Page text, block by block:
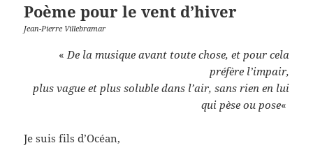
Poème pour le vent d’hiver
Jean-Pierre Villebramar
« De la musique avant toute chose, et pour cela
préfère l’impair,
plus vague et plus soluble dans l’air, sans rien en lui
qui pèse ou pose«
Je suis fils d’Océan,